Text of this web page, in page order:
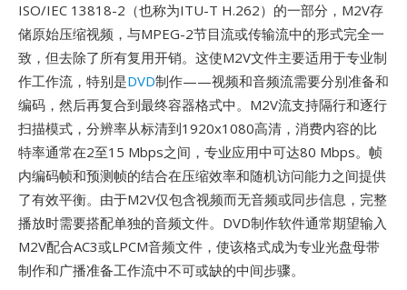
ISO/IEC 13818-2（也称为ITU-T H.262）的一部分，M2V存
储原始压缩视频，与MPEG-2节目流或传输流中的形式完全一
致，但去除了所有复用开销。这使M2V文件主要适用于专业制
作工作流，特别是DVD制作——视频和音频流需要分别准备和
编码，然后再复合到最终容器格式中。M2V流支持隔行和逐行
扫描模式，分辨率从标清到1920x1080高清，消费内容的比
特率通常在2至15 Mbps之间，专业应用中可达80 Mbps。帧
内编码帧和预测帧的结合在压缩效率和随机访问能力之间提供
了有效平衡。由于M2V仅包含视频而无音频或同步信息，完整
播放时需要搭配单独的音频文件。DVD制作软件通常期望输入
M2V配合AC3或LPCM音频文件，使该格式成为专业光盘母带
制作和广播准备工作流中不可或缺的中间步骤。